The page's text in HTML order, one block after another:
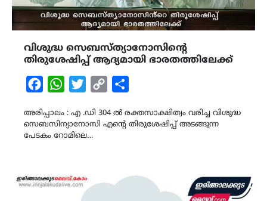
വിശുദ്ധ സെബസ്ത്യാനോസിൻ്റെ
തിരുശേഷിപ്പ് ആദ്യമായി ഭാരതത്തിലേക്ക്
FacebookWhatsAppTwitterCopy
അരിപ്പാലം : എ .ഡി 304 ൽ രക്തസാക്ഷിത്വം വരിച്ച വിശുദ്ധ
സെബസിന്യാനോസി എൻ്റെ തിരുശേഷിപ്പ് അടങ്ങുന്ന
പേടകം റോമിലെ…